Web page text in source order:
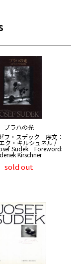
プラハの光
フ・スデック 序文：
ク・キルシュネル /
Sudek Foreword:
Kirschner
sold out